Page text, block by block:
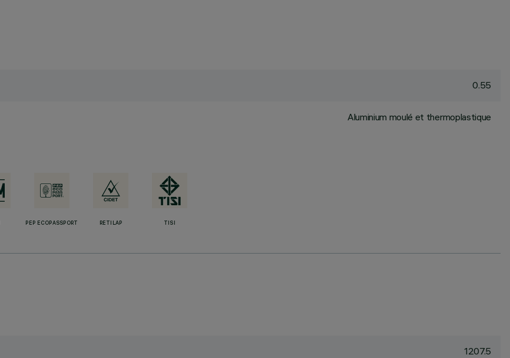
0.55
Aluminium moulé et thermoplastique
PEP ECOPASSPORT RETILAP TISI
1207.5